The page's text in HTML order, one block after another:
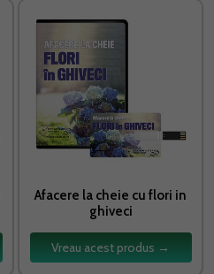
Afacere la cheie cu flori in
ghiveci
Vreau acest produs →